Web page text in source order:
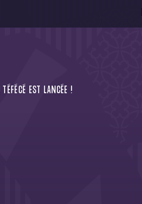
EST LANCÉE !